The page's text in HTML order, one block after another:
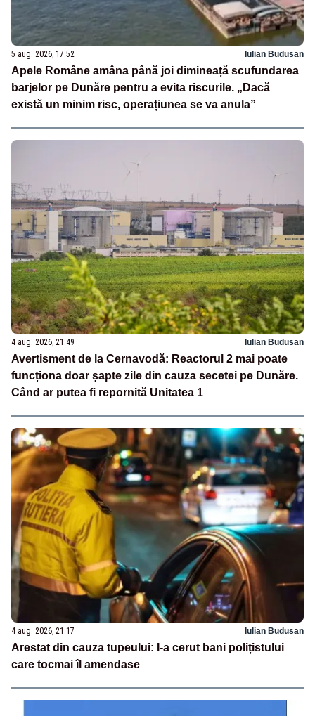
5 aug. 2026, 17:52 Iulian Budusan
Apele Române amâna până joi dimineață scufundarea
barjelor pe Dunăre pentru a evita riscurile. „Dacă
există un minim risc, operațiunea se va anula”
4 aug. 2026, 21:49 Iulian Budusan
Avertisment de la Cernavodă: Reactorul 2 mai poate
funcționa doar șapte zile din cauza secetei pe Dunăre.
Când ar putea fi repornită Unitatea 1
4 aug. 2026, 21:17 Iulian Budusan
Arestat din cauza tupeului: I-a cerut bani polițistului
care tocmai îl amendase